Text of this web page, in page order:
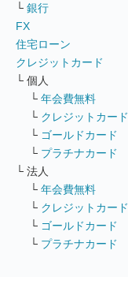
└ 銀行
FX
住宅ローン
クレジットカード
└ 個人
└ 年会費無料
└ クレジットカード
└ ゴールドカード
└ プラチナカード
└ 法人
└ 年会費無料
└ クレジットカード
└ ゴールドカード
└ プラチナカード